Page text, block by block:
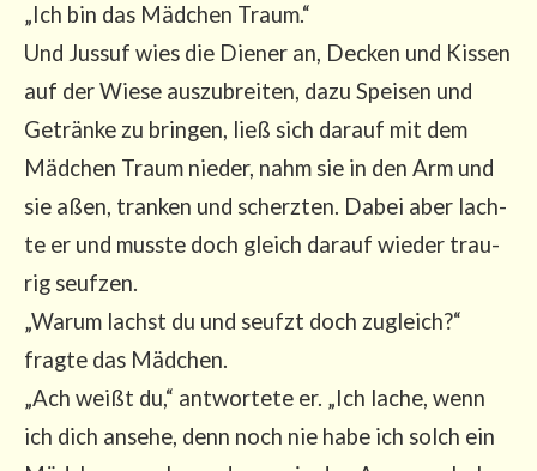
„Ich bin das Mäd­chen Traum.“
Und Jus­suf wies die Die­ner an, Decken und Kis­sen
auf der Wie­se aus­zu­brei­ten, dazu Spei­sen und
Geträn­ke zu brin­gen, ließ sich dar­auf mit dem
Mäd­chen Traum nie­der, nahm sie in den Arm und
sie aßen, tran­ken und scherz­ten. Dabei aber lach­
te er und muss­te doch gleich dar­auf wie­der trau­
rig seuf­zen.
„War­um lachst du und seufzt doch zugleich?“
frag­te das Mäd­chen.
„Ach weißt du,“ ant­wor­te­te er. „Ich lache, wenn
ich dich anse­he, denn noch nie habe ich solch ein